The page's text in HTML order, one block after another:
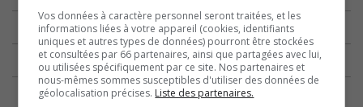
Vos données à caractère personnel seront traitées, et les
informations liées à votre appareil (cookies, identifiants
uniques et autres types de données) pourront être stockées
et consultées par 66 partenaires, ainsi que partagées avec lui,
ou utilisées spécifiquement par ce site. Nos partenaires et
nous-mêmes sommes susceptibles d'utiliser des données de
géolocalisation précises. Liste des partenaires.